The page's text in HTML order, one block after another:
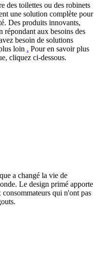
des toilettes ou des robinets
une solution complète pour
Des produits innovants,
répondant aux besoins des
besoin de solutions
loin . Pour en savoir plus
cliquez ci-dessous.
a changé la vie de
Le design primé apporte
qui n'ont pas